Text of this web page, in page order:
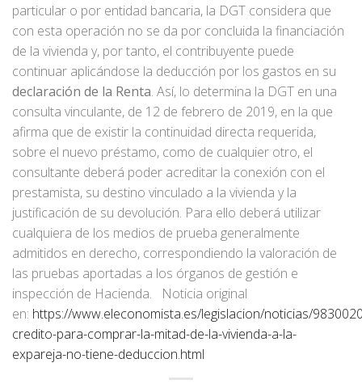
particular o por entidad bancaria, la DGT considera que
con esta operación no se da por concluida la financiación
de la vivienda y, por tanto, el contribuyente puede
continuar aplicándose la deducción por los gastos en su
declaración de la Renta. Así, lo determina la DGT en una
consulta vinculante, de 12 de febrero de 2019, en la que
afirma que de existir la continuidad directa requerida,
sobre el nuevo préstamo, como de cualquier otro, el
consultante deberá poder acreditar la conexión con el
prestamista, su destino vinculado a la vivienda y la
justificación de su devolución. Para ello deberá utilizar
cualquiera de los medios de prueba generalmente
admitidos en derecho, correspondiendo la valoración de
las pruebas aportadas a los órganos de gestión e
inspección de Hacienda. Noticia original
en: https://www.eleconomista.es/legislacion/noticias/
credito-para-comprar-la-mitad-de-la-vivienda-a-la-
expareja-no-tiene-deduccion.html